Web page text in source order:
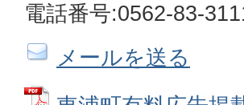
電話番号:0562-83-
メールを送る